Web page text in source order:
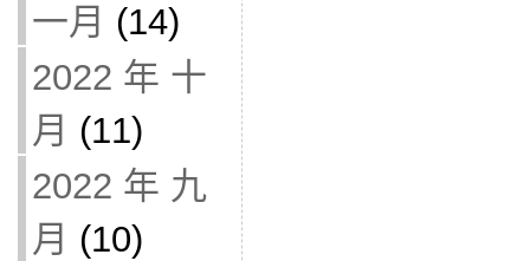
一月 (14)
2022 年 十
月 (11)
2022 年 九
月 (10)